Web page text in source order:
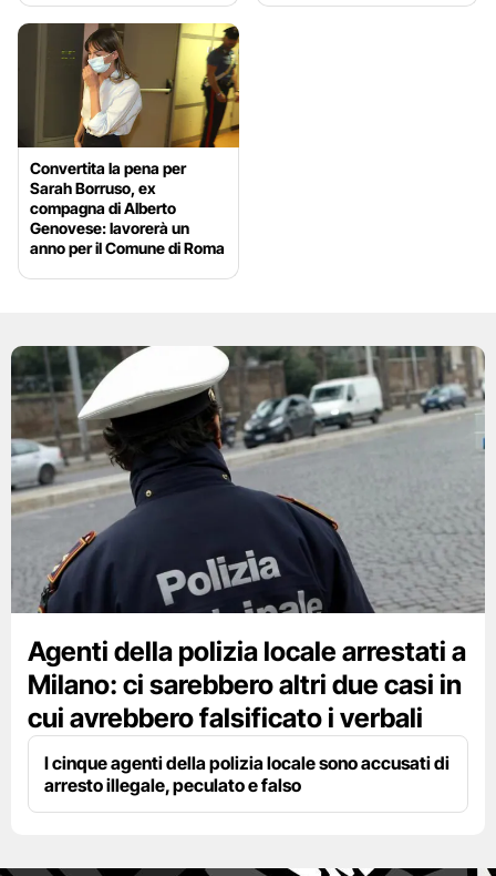
Convertita la pena per
Sarah Borruso, ex
compagna di Alberto
Genovese: lavorerà un
anno per il Comune di Roma
Agenti della polizia locale arrestati a
Milano: ci sarebbero altri due casi in
cui avrebbero falsificato i verbali
I cinque agenti della polizia locale sono accusati di
arresto illegale, peculato e falso